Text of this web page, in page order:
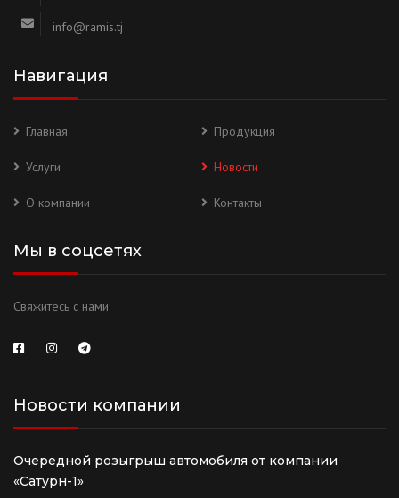
info@ramis.tj
Навигация
Главная Продукция
Услуги Новости
О компании Контакты
Мы в соцсетях
Свяжитесь с нами
Новости компании
Очередной розыгрыш автомобиля от компании
«Сатурн-1»